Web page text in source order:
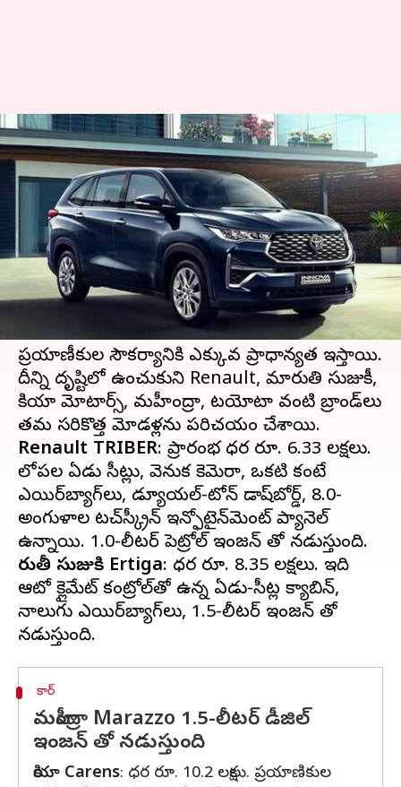
20 లక్షలు లోపల భారతదేశంలో
అందుబాటులో ఉన్న టాప్ 5
MPVలు
వ్రాసిన వారు Nishkala Sathivada Feb 14, 2023 03:36 pm
ఈ వార్తాకథనం ఏంటి
డిమాండ్ పెరుగుతోంది. ఈ
వాహనాలు SUV లాగానే విశాలంగా ఉంటాయి.
ప్రయాణీకుల సౌకర్యానికి ఎక్కువ ప్రాధాన్యత ఇస్తాయి.
దీన్ని దృష్టిలో ఉంచుకుని Renault, మారుతి సుజుకీ,
కియా మోటార్స్, మహీంద్రా, టయోటా వంటి బ్రాండ్‌లు
Renault TRIBER: ప్రారంభ ధర రూ. 6.33 లక్షలు.
లోపల ఏడు సీట్లు, వెనుక కెమెరా, ఒకటి కంటే
ఎయిర్‌బ్యాగ్‌లు, డ్యూయల్-టోన్ డాష్‌బోర్డ్, 8.0-
అంగుళాల టచ్‌స్క్రీన్ ఇన్ఫోటైన్‌మెంట్ ప్యానెల్
మారుతీ సుజుకి Ertiga: ధర రూ. 8.35 లక్షలు. ఇది
ఆటో క్లైమేట్ కంట్రోల్‌తో ఉన్న ఏడు-సీట్ల క్యాబిన్,
నాలుగు ఎయిర్‌బ్యాగ్‌లు, 1.5-లీటర్ ఇంజన్ తో
కార్
మహీంద్రా Marazzo 1.5-లీటర్ డీజిల్
ఇంజన్ తో నడుస్తుంది
కియా Carens: ధర రూ. 10.2 లక్షలు. ప్రయాణికుల